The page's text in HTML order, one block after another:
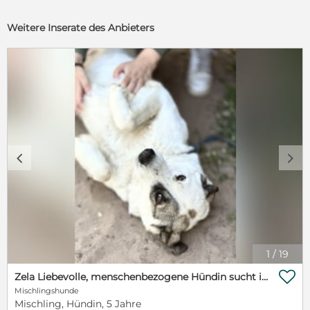
Weitere Inserate des Anbieters
1 / 19
c d
Zela Liebevolle, menschenbezogene Hündin sucht ihr Glück
Mischlingshunde
Mischling, Hündin, 5 Jahre
